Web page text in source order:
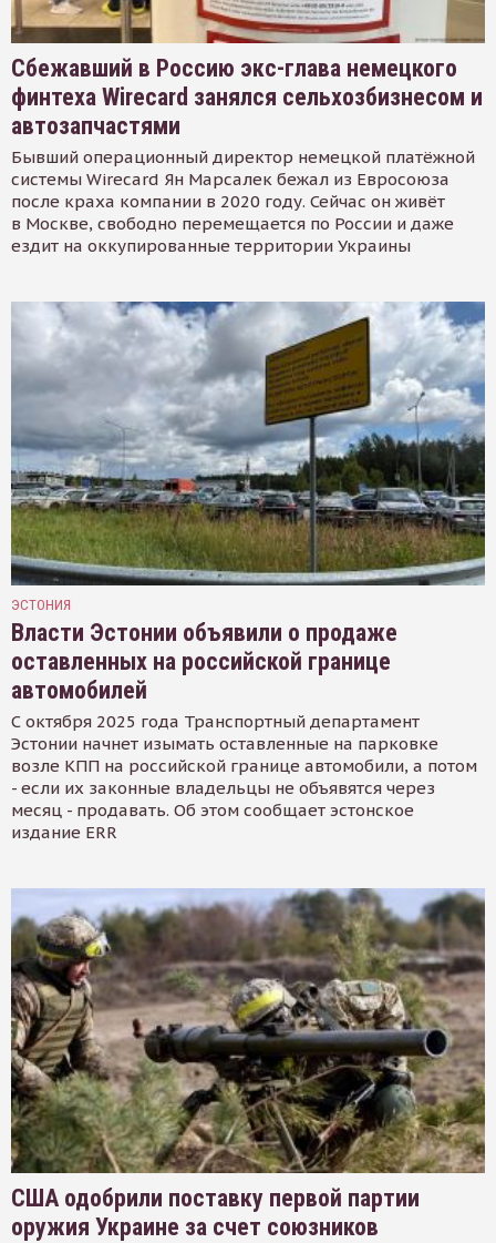
Сбежавший в Россию экс-глава немецкого
финтеха Wirecard занялся сельхозбизнесом и
автозапчастями
Бывший операционный директор немецкой платёжной
системы Wirecard Ян Марсалек бежал из Евросоюза
после краха компании в 2020 году. Сейчас он живёт
в Москве, свободно перемещается по России и даже
ездит на оккупированные территории Украины
ЭСТОНИЯ
Власти Эстонии объявили о продаже
оставленных на российской границе
автомобилей
С октября 2025 года Транспортный департамент
Эстонии начнет изымать оставленные на парковке
возле КПП на российской границе автомобили, а потом
- если их законные владельцы не объявятся через
месяц - продавать. Об этом сообщает эстонское
издание ERR
США одобрили поставку первой партии
оружия Украине за счет союзников